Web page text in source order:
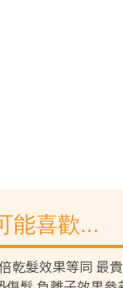
能喜歡...
乾髮效果等同 最